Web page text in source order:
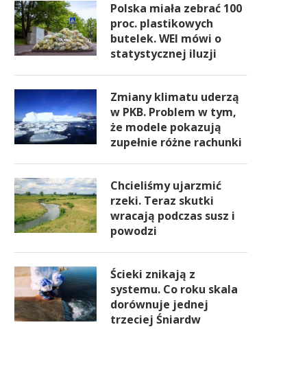
Polska miała zebrać 100
proc. plastikowych
butelek. WEI mówi o
statystycznej iluzji
Zmiany klimatu uderzą
w PKB. Problem w tym,
że modele pokazują
zupełnie różne rachunki
Chcieliśmy ujarzmić
rzeki. Teraz skutki
wracają podczas susz i
powodzi
Ścieki znikają z
systemu. Co roku skala
dorównuje jednej
trzeciej Śniardw